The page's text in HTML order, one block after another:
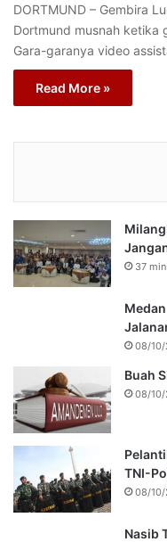
DORTMUND – Gembira
Dortmund musnah ketika
Gara-garanya video
Read More »
37
08/10/
Buah
08/10/
TNI-
08/10/
Nasib